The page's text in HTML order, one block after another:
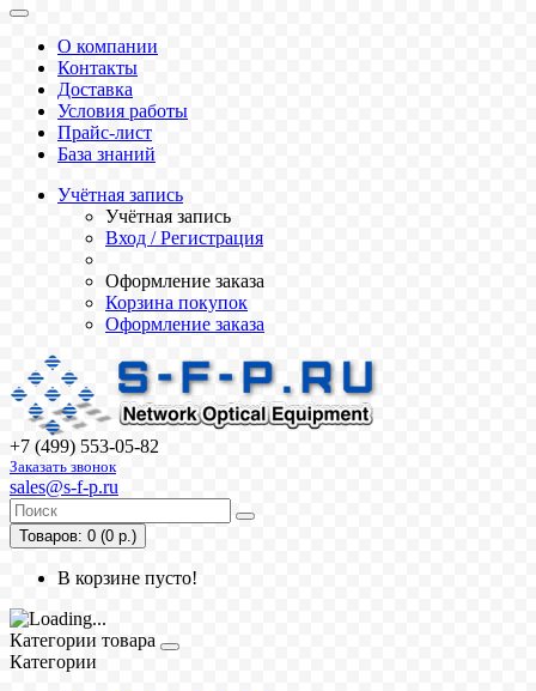
О компании
Контакты
Доставка
Условия работы
Прайс-лист
База знаний
Учётная запись
Учётная запись
Вход / Регистрация
Оформление заказа
Корзина покупок
Оформление заказа
+7 (499) 553-05-82
Заказать звонок
sales@s-f-p.ru
Товаров: 0 (0 р.)
В корзине пусто!
Категории товара
Категории